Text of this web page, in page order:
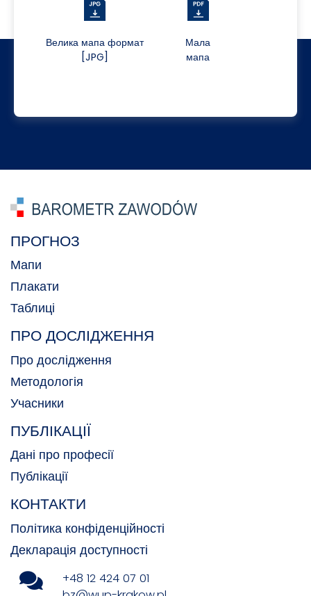
Велика мапа формат
[JPG]
Мала
мапа
ПРОГНОЗ
Мапи
Плакати
Таблиці
ПРО ДОСЛІДЖЕННЯ
Про дослідження
Методологія
Учасники
ПУБЛІКАЦІЇ
Дані про професії
Публікації
КОНТАКТИ
Політика конфіденційності
Декларація доступності
+48 12 424 07 01